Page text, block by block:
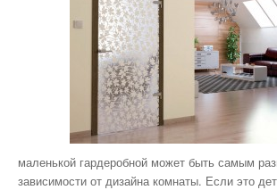
маленькой гардеробной может быть самым
зависимости от дизайна комнаты. Если это